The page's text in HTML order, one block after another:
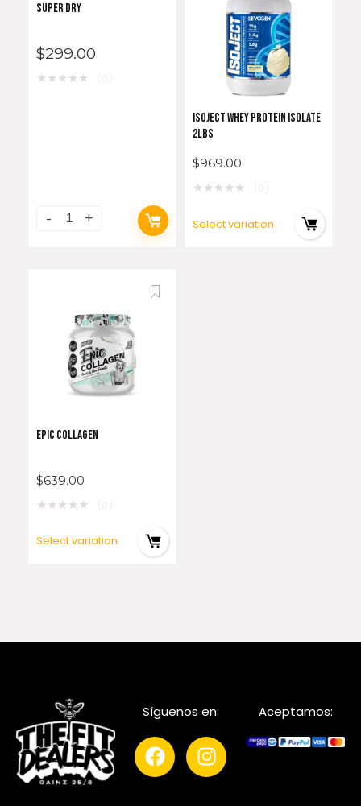
SUPER DRY
$299.00
★★★★★
ISOJECT WHEY PROTEIN ISOLATE
2LBS
$969.00
★★★★★
Select variation
EPIC COLLAGEN
$639.00
★★★★★
Select variation
Síguenos en: Aceptamos: